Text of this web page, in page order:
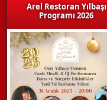
Arel Restoran Yılbaşı
Programı 2026